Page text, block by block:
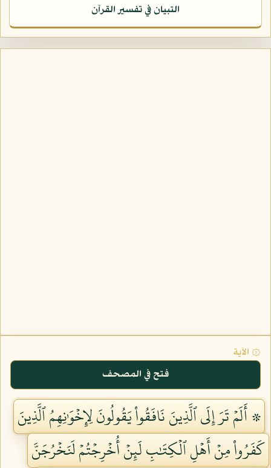
التبيان في تفسير القرآن
۞ الآية
فتح في المصحف
۞ أَلَمۡ تَرَ إِلَى ٱلَّذِينَ نَافَقُواْ يَقُولُونَ لِإِخۡوَٰنِهِمُ ٱلَّذِينَ
كَفَرُواْ مِنۡ أَهۡلِ ٱلۡكِتَٰبِ لَئِنۡ أُخۡرِجۡتُمۡ لَنَخۡرُجَنَّ